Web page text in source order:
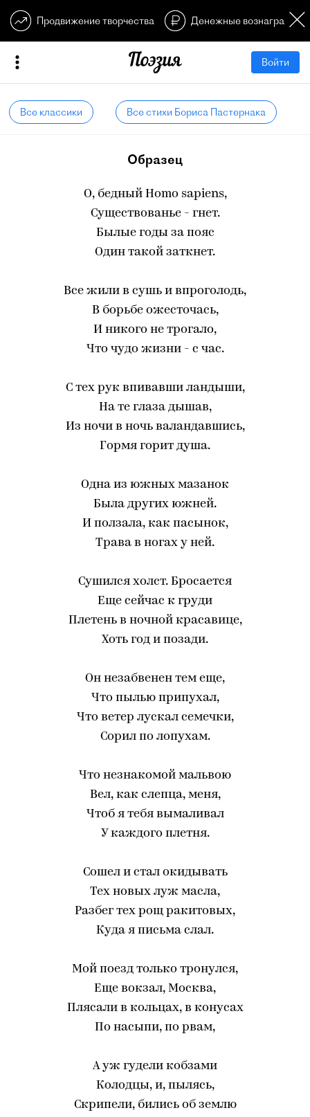
Продвижение творчества Денежные
Войти
Все классики Все стихи Бориса Пастернака
Образец
О, бедный Homo sapiens,
Существованье - гнет.
Былые годы за пояс
Один такой заткнет.
Все жили в сушь и впроголодь,
В борьбе ожесточась,
И никого не трогало,
Что чудо жизни - с час.
С тех рук впивавши ландыши,
На те глаза дышав,
Из ночи в ночь валандавшись,
Гормя горит душа.
Одна из южных мазанок
Была других южней.
И ползала, как пасынок,
Трава в ногах у ней.
Сушился холст. Бросается
Еще сейчас к груди
Плетень в ночной красавице,
Хоть год и позади.
Он незабвенен тем еще,
Что пылью припухал,
Что ветер лускал семечки,
Сорил по лопухам.
Что незнакомой мальвою
Вел, как слепца, меня,
Чтоб я тебя вымаливал
У каждого плетня.
Сошел и стал окидывать
Тех новых луж масла,
Разбег тех рощ ракитовых,
Куда я письма слал.
Мой поезд только тронулся,
Еще вокзал, Москва,
Плясали в кольцах, в конусах
По насыпи, по рвам,
А уж гудели кобзами
Колодцы, и, пылясь,
Скрипели, бились об землю